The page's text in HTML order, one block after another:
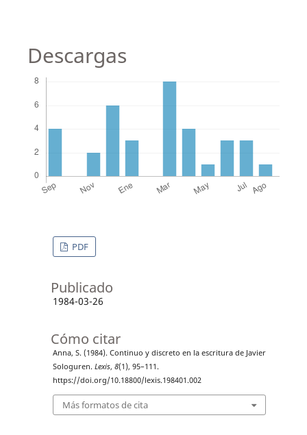
Descargas
PDF
Publicado
1984-03-26
Cómo citar
Anna, S. (1984). Continuo y discreto en la escritura de Javier
Sologuren. Lexis, 8(1), 95–111.
https://doi.org/10.18800/lexis.198401.002
Más formatos de cita